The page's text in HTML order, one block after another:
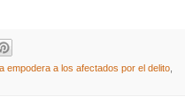
empodera a los afectados por el delito